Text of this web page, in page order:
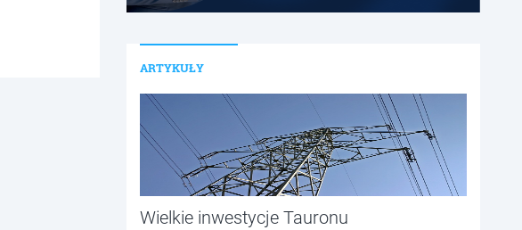
ARTYKUŁY
Wielkie inwestycje Tauronu